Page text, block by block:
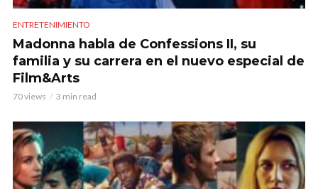
ENTRETENIMIENTO
Madonna habla de Confessions II, su
familia y su carrera en el nuevo especial de
Film&Arts
70 views 3 min read